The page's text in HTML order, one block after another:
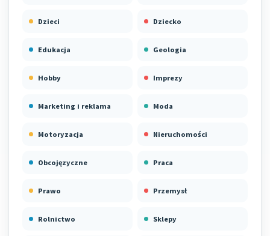
Dzieci Dziecko
Edukacja Geologia
Hobby Imprezy
Marketing i reklama Moda
Motoryzacja Nieruchomości
Obcojęzyczne Praca
Prawo Przemysł
Rolnictwo Sklepy